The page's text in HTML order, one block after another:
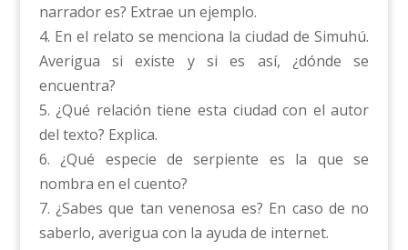
narrador es? Extrae un ejemplo.
4. En el relato se menciona la ciudad de Simuhú.
Averigua si existe y si es así, ¿dónde se
encuentra?
5. ¿Qué relación tiene esta ciudad con el autor
del texto? Explica.
6. ¿Qué especie de serpiente es la que se
nombra en el cuento?
7. ¿Sabes que tan venenosa es? En caso de no
saberlo, averigua con la ayuda de internet.